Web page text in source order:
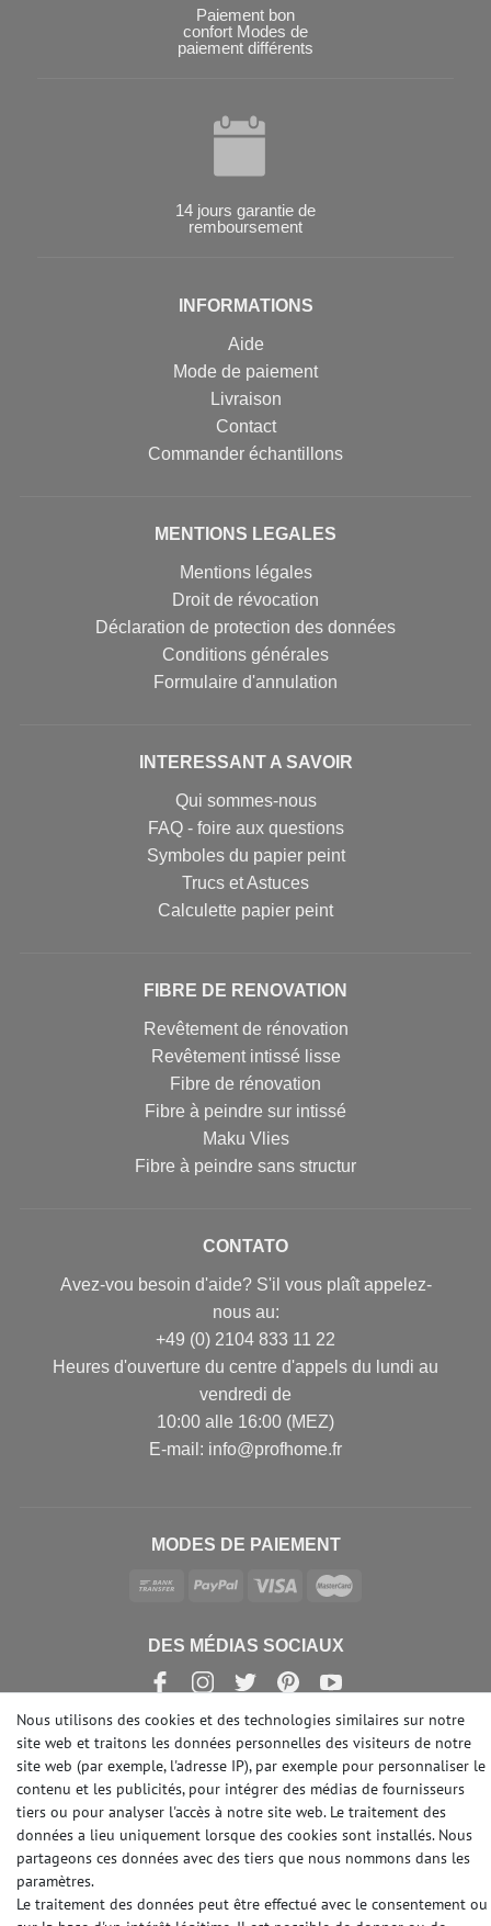
Paiement bon
confort Modes de
paiement différents
14 jours garantie de
remboursement
INFORMATIONS
Aide
Mode de paiement
Livraison
Contact
Commander échantillons
MENTIONS LEGALES
Mentions légales
Droit de révocation
Déclaration de protection des données
Conditions générales
Formulaire d'annulation
INTERESSANT A SAVOIR
Qui sommes-nous
FAQ - foire aux questions
Symboles du papier peint
Trucs et Astuces
Calculette papier peint
FIBRE DE RENOVATION
Revêtement de rénovation
Revêtement intissé lisse
Fibre de rénovation
Fibre à peindre sur intissé
Maku Vlies
Fibre à peindre sans structur
CONTATO
Avez-vou besoin d'aide? S'il vous plaît appelez-
nous au:
+49 (0) 2104 833 11 22
Heures d'ouverture du centre d'appels du lundi au
vendredi de
10:00 alle 16:00 (MEZ)
E-mail: info@profhome.fr
MODES DE PAIEMENT
DES MÉDIAS SOCIAUX
© Copyright 2026 | e-Delux GmbH
Nous utilisons des cookies et des technologies similaires sur notre
site web et traitons les données personnelles des visiteurs de notre
site web (par exemple, l'adresse IP), par exemple pour personnaliser le
contenu et les publicités, pour intégrer des médias de fournisseurs
tiers ou pour analyser l'accès à notre site web. Le traitement des
données a lieu uniquement lorsque des cookies sont installés. Nous
partageons ces données avec des tiers que nous nommons dans les
paramètres.
Le traitement des données peut être effectué avec le consentement ou